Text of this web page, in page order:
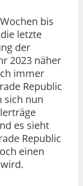
bis
letzte
der
2023 näher
immer
Republic
sich nun
es sieht
Republic
einen